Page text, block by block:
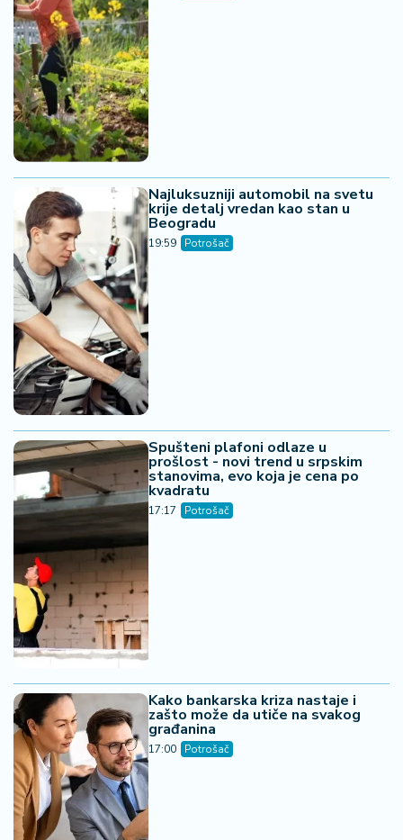
Najluksuzniji automobil na svetu
krije detalj vredan kao stan u
Beogradu
19:59 Potrošač
Spušteni plafoni odlaze u
prošlost - novi trend u srpskim
stanovima, evo koja je cena po
kvadratu
17:17 Potrošač
Kako bankarska kriza nastaje i
zašto može da utiče na svakog
građanina
17:00 Potrošač